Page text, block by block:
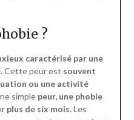
?
caractérisé par une
Cette peur est souvent
ou une activité
simple peur, une phobie
plus de six mois.Les